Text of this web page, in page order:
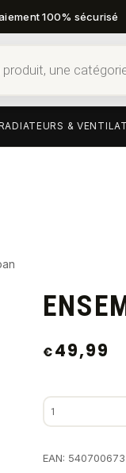
100% sécurisé
&
€49,99
EAN: